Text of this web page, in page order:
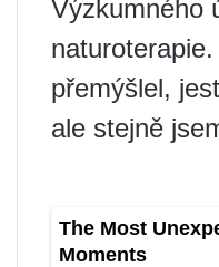
Výzkumného
přemýšlel,
ale stejně